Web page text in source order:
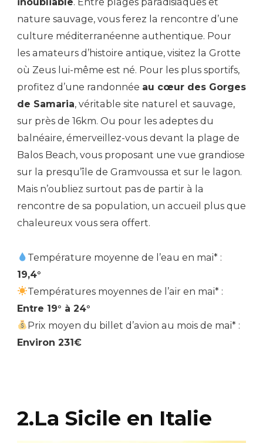
nature sauvage, vous ferez la rencontre d’une
culture méditerranéenne authentique. Pour
les amateurs d’histoire antique, visitez la Grotte
où Zeus lui-même est né. Pour les plus sportifs,
profitez d’une randonnée au cœur des Gorges
de Samaria, véritable site naturel et sauvage,
sur près de 16km. Ou pour les adeptes du
balnéaire, émerveillez-vous devant la plage de
Balos Beach, vous proposant une vue grandiose
sur la presqu’île de Gramvoussa et sur le lagon.
Mais n’oubliez surtout pas de partir à la
rencontre de sa population, un accueil plus que
chaleureux vous sera offert.
Température moyenne de l’eau en mai* :
19,4°
Températures moyennes de l’air en mai* :
Entre 19° à 24°
Prix moyen du billet d’avion au mois de mai* :
Environ 231€
2.La Sicile en Italie